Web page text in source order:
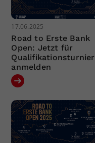
17.06.2025
Road to Erste Bank
Open: Jetzt für
anmelden